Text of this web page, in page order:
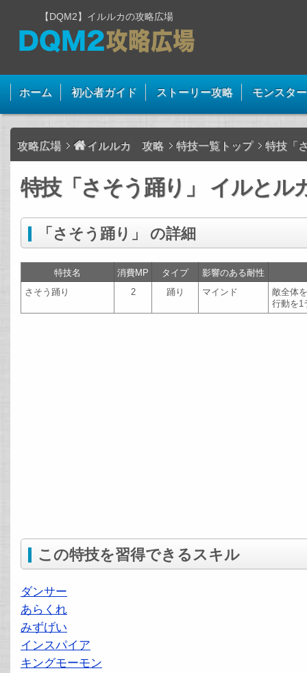
【DQM2】イルルカの攻略広場
ホーム 初心者ガイド ストーリー攻略 モンスタ
攻略広場 イルルカ 攻略 特技一覧トップ 特技「
特技「さそう踊り」 イルとル
「さそう踊り」 の詳細
特技名 消費MP タイプ
影響のある耐性
さそう踊り
2 踊り マインド
敵全体
行動を1
この特技を習得できるスキル
ダンサー
あらくれ
みずげい
インスパイア
キングモーモン